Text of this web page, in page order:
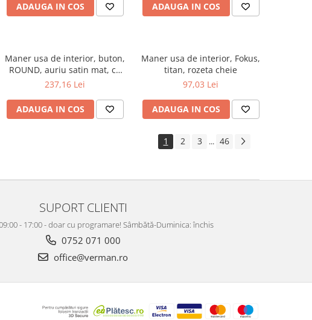
ADAUGA IN COS ADAUGA IN COS
Maner usa de interior, buton,
ROUND, auriu satin mat, cu
rozeta cheie
237,16 Lei
ADAUGA IN COS
Maner usa de interior, Fokus,
titan, rozeta cheie
97,03 Lei
ADAUGA IN COS
1 2 3 ... 46
SUPORT CLIENTI
- 17:00 - doar cu programare! Sâmbătă-Duminica: închis
0752 071 000
office@verman.ro